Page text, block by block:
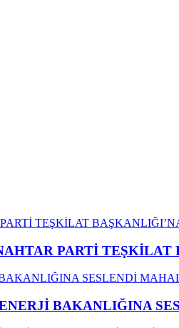
PARTİ
ENERJİ BAKANLIĞINA